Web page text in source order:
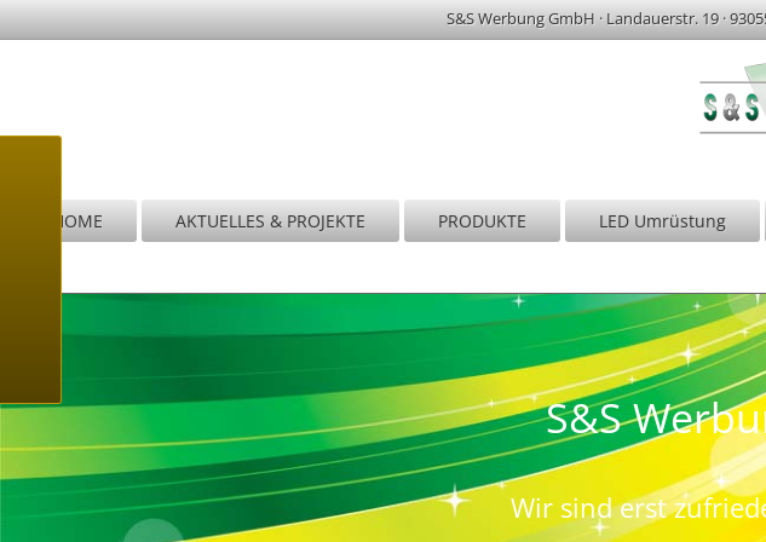
S&S Werbung GmbH · Landauerstr. 19·
HOME AKTUELLES & PROJEKTE PRODUKTE LED Umrüstung
S&S
Wir sind erst